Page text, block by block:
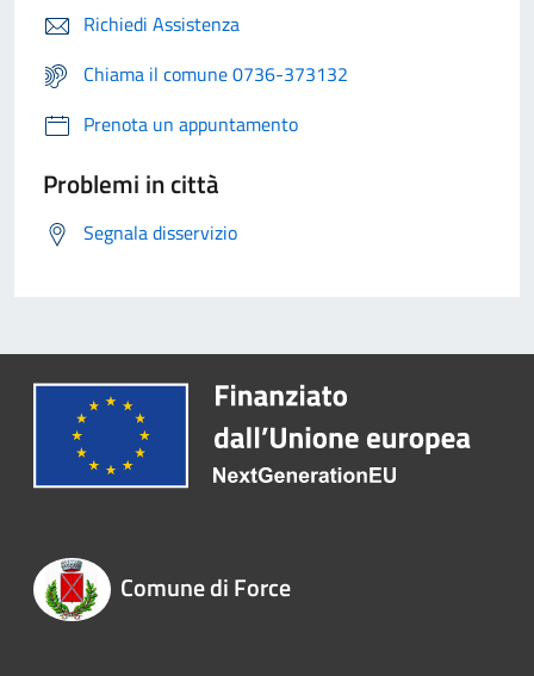
Richiedi Assistenza
Chiama il comune 0736-373132
Prenota un appuntamento
Problemi in città
Segnala disservizio
Comune di Force